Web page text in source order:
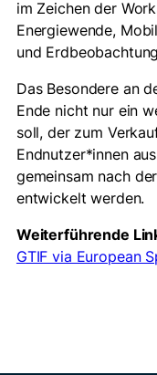
im Zeichen der
Energiewende,
und
Das Besondere an
Ende nicht nur ein
soll, der zum
Endnutzer*innen
gemeinsam nach
entwickelt werden.
Weiterführende
GTIF via European